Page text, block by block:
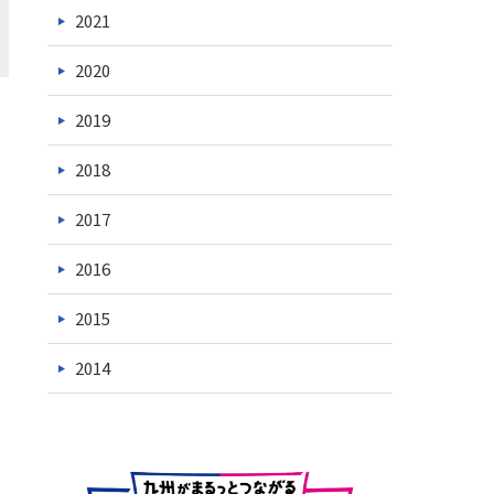
2021
2020
2019
2018
2017
2016
2015
2014